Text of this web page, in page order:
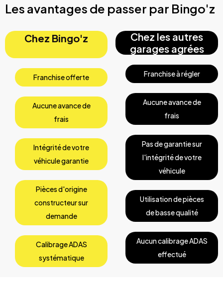
Les avantages de passer par Bingo'z
Chez Bingo'z
Franchise offerte
Aucune avance de
frais
Intégrité de votre
véhicule garantie
Pièces d'origine
constructeur sur
demande
Calibrage ADAS
systématique
Chez les autres
garages agrées
Franchise à régler
Aucune avance de
frais
Pas de garantie sur
l'intégrité de votre
véhicule
Utilisation de pièces
de basse qualité
Aucun calibrage ADAS
effectué